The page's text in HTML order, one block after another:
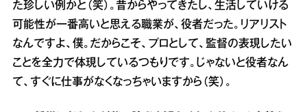
た珍しい例かと（笑）。昔からやってきたし、生活していける
可能性が一番高いと思える職業が、役者だった。リアリスト
なんですよ、僕。だからこそ、プロとして、監督の表現したい
ことを全力で体現しているつもりです。じゃないと役者なん
て、すぐに仕事がなくなっちゃいますから（笑）。